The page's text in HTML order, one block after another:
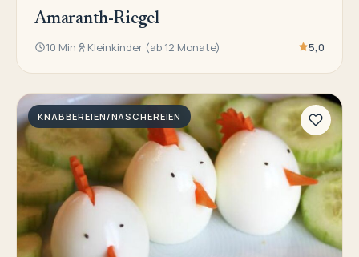
Amaranth-Riegel
10 Min Kleinkinder (ab 12 Monate) 5,0
KNABBEREIEN/NASCHEREIEN